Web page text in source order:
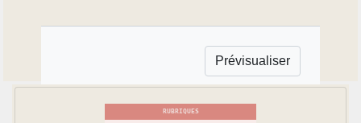
RUBRIQUES